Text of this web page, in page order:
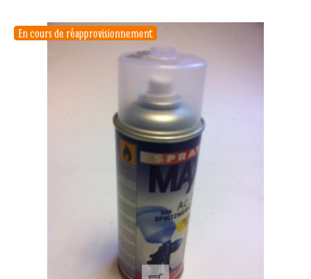
En cours de réapprovisionnement